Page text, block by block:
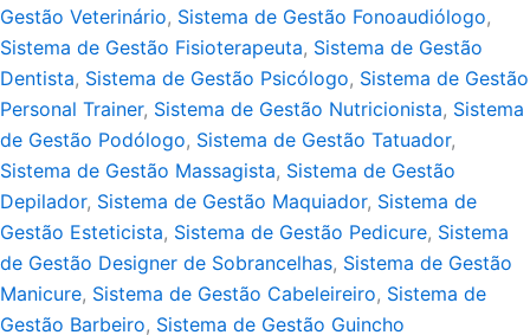
Gestão Veterinário, Sistema de Gestão Fonoaudiólogo,
Sistema de Gestão Fisioterapeuta, Sistema de Gestão
Dentista, Sistema de Gestão Psicólogo, Sistema de Gestão
Personal Trainer, Sistema de Gestão Nutricionista, Sistema
de Gestão Podólogo, Sistema de Gestão Tatuador,
Sistema de Gestão Massagista, Sistema de Gestão
Depilador, Sistema de Gestão Maquiador, Sistema de
Gestão Esteticista, Sistema de Gestão Pedicure, Sistema
de Gestão Designer de Sobrancelhas, Sistema de Gestão
Manicure, Sistema de Gestão Cabeleireiro, Sistema de
Gestão Barbeiro, Sistema de Gestão Guincho